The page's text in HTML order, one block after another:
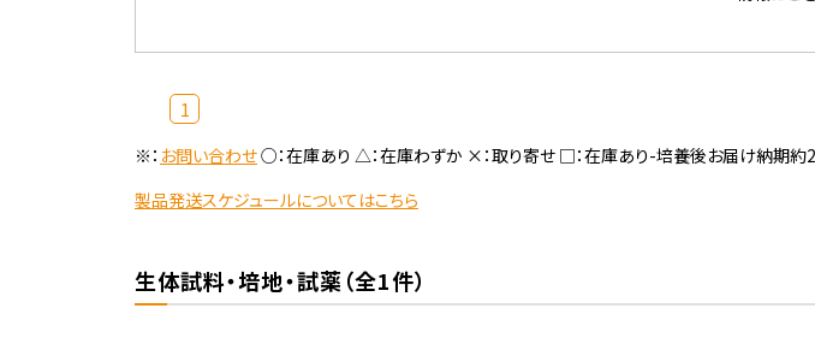
1
※： お問い合わせ○：在庫あり △：在庫わずか ×：取り寄せ □：在庫あり-培養後お届け納期約2
製品発送スケジュールについてはこちら
生体試料・培地・試薬（全1件）